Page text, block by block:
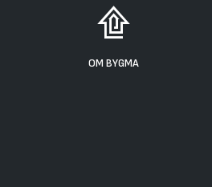
OM BYGMA